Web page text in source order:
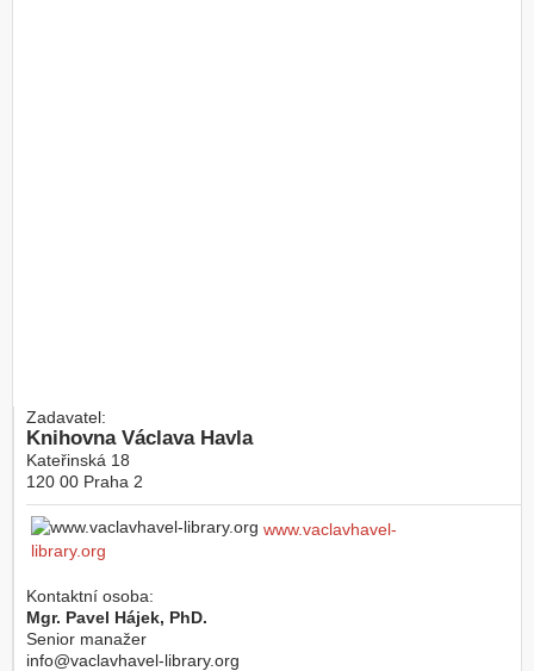
Zadavatel:
Knihovna Václava Havla
Kateřinská 18
120 00 Praha 2
www.vaclavhavel-
library.org
Kontaktní osoba:
Mgr. Pavel Hájek, PhD.
Senior manažer
info@vaclavhavel-library.org